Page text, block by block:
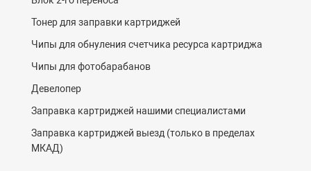
Тонер для заправки картриджей
Чипы для обнуления счетчика ресурса картриджа
Чипы для фотобарабанов
Девелопер
Заправка картриджей нашими специалистами
Заправка картриджей выезд (только в пределах
МКАД)